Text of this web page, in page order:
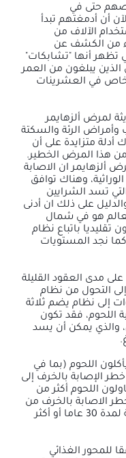
حتى في
أن أدمغتهم تبدأ
الآلاف من
من الكشف عن
تظهر أنها "تشابكات"
يبلغون من العمر
من الأشخاص في العشرينات
لمرض ألزهايمر
وأمراض الرئة والسكتة
أدلة متزايدة على أن
من هذا المرض الخطير.
ألزهايمر ان الاصابة
وهناك توافق
تسد الشرايين
على ذلك ان أدنى
هو في شمال
تقليديا باتباع نظام
نجد المستويات
مدى العقود القليلة
إلى التحول من نظام
إلى نظام يضم ثلاثة
6 أضعاف كمية اللحوم، فقد تكون
والذي يمكن أن يسد
اللحوم (بما في
الإصابة بالخرف إلى
اللحوم أكثر من
الاصابة بالخرف من
الذين يتناولوا الوجبات الغذائية النباتية لمدة 30 عاما أو أكثر
للمحور الغذائي